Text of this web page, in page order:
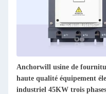
Anchorwill usine de
haute qualité équipement
industriel 45KW trois phases